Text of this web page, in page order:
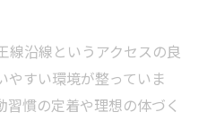
線沿線というアクセスの良
やすい環境が整っていま
慣の定着や理想の体づく